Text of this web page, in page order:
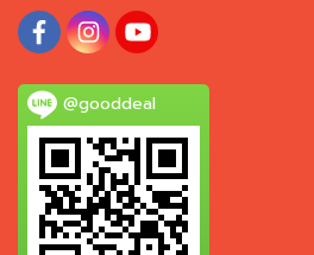
@gooddeal